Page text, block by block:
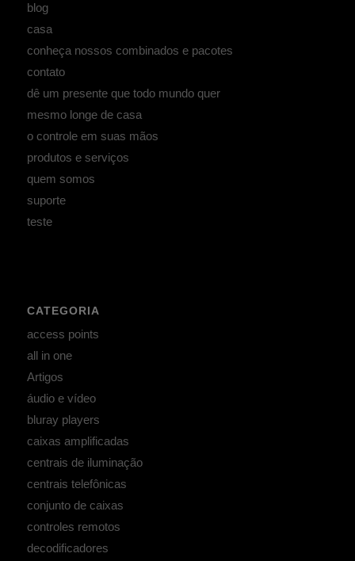
blog
casa
conheça nossos combinados e pacotes
contato
dê um presente que todo mundo quer
mesmo longe de casa
o controle em suas mãos
produtos e serviços
quem somos
suporte
teste
CATEGORIA
access points
all in one
Artigos
áudio e vídeo
bluray players
caixas amplificadas
centrais de iluminação
centrais telefônicas
conjunto de caixas
controles remotos
decodificadores